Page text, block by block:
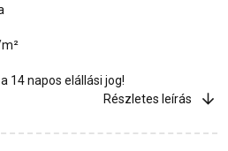
14 napos elállási jog!
Részletes leírás